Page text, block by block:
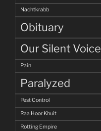
Nachtkrabb
Obituary
Our Silent Voice
Pain
Paralyzed
Pest Control
Raa Hoor Khuit
Rotting Empire